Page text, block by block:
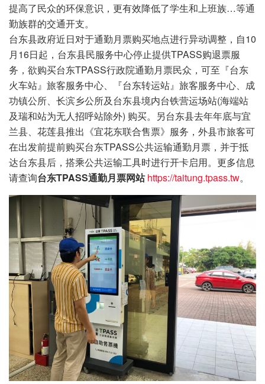
提高了民众的环保意识，更有效降低了学生和上班族…等通
勤族群的交通开支。
台东县政府近日对于通勤月票购买地点进行异动调整，自10
月16日起，台东县民服务中心停止提供TPASS购退票服
务，欲购买台东TPASS行政院通勤月票民众，可至『台东
火车站』旅客服务中心、『台东转运站』旅客服务中心、成
功镇公所、长滨乡公所及台东县境内台铁营运场站(海端站
及瑞和站为无人招呼站除外) 购买。另台东县去年年底与宜
兰县、花莲县推出《宜花东联合售票》服务，外县市旅客可
在出发前提前购买台东TPASS公共运输通勤月票，并于抵
达台东县后，搭乘公共运输工具时进行开卡启用。更多信息
请查询台东TPASS通勤月票网站 https://taitung.tpass.tw。